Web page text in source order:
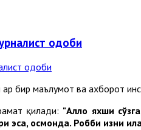
одоби
ҳар бир маълумот ва ахборот
қилади: "Аллоҳ яхши
эса, осмонда. Робби изни